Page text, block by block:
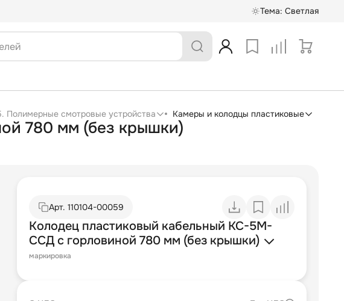
Тема: Светлая
Полимерные смотровые устройства Камеры и колодцы пластиковые
780 мм (без крышки)
Арт. 110104-00059
Колодец пластиковый кабельный КС-5М-
ССД с горловиной 780 мм (без крышки)
маркировка